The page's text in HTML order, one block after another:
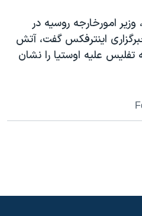
امورخارجه روسیه در
اینترفکس گفت، آتش
تفلیس علیه اوستیا را نشان